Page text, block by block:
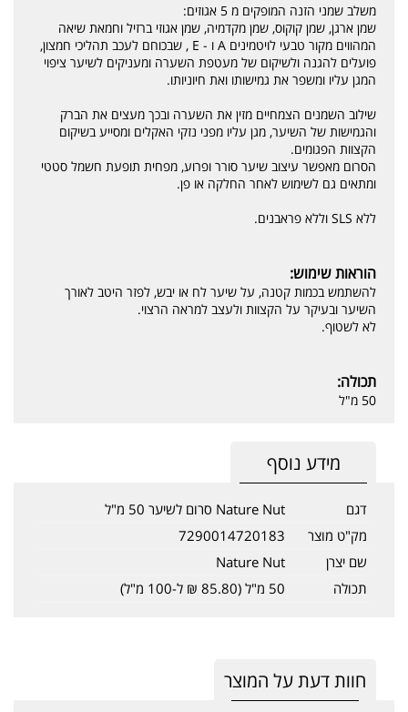
משלב שמני הזנה המופקים מ 5 אגוזים:
שמן ארגן, שמן קוקוס, שמן מקדמיה, שמן אגוזי ברזיל וחמאת שיאה
המהווים מקור טבעי לויטמינים A ו - E , שבכוחם לעכב תהליכי חמצון,
פועלים להגנה ולשיקום של מעטפת השערה ומעניקים לשיער ציפוי
המגן עליו ומשפר את גמישותו ואת חיוניותו.
שילוב השמנים הצמחיים מזין את השערה ובכך מעצים את הברק
והגמישות של השיער, מגן עליו מפני נזקי האקלים ומסייע בשיקום
הקצוות הפגומים.
הסרום מאפשר עיצוב שיער סורר ופרוע, מפחית תופעת חשמל סטטי
ומתאים גם לשימוש לאחר החלקה או פן.
ללא SLS וללא פראבנים.
הוראות שימוש:
להשתמש בכמות קטנה, על שיער לח או יבש, לפזר היטב לאורך
השיער ובעיקר על הקצוות ולעצב למראה הרצוי.
לא לשטוף.
תכולה:
50 מ"ל
מידע נוסף
דגם
Nature Nut סרום לשיער 50 מ"ל
מק"ט מוצר
7290014720183
שם יצרן
Nature Nut
תכולה
50 מ"ל (85.80 ₪ ל-100 מ"ל)
חוות דעת על המוצר